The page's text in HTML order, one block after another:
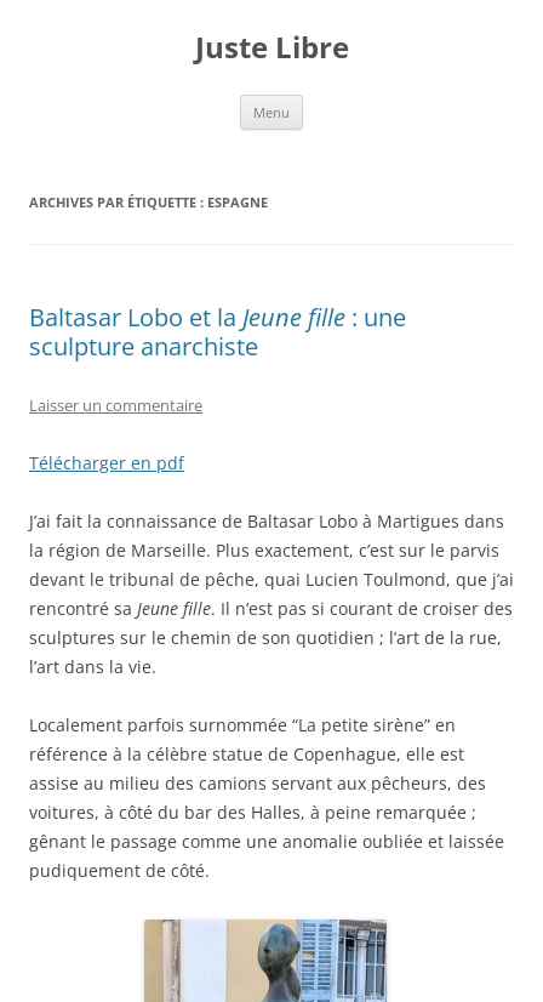
Juste Libre
Menu
ARCHIVES PAR ÉTIQUETTE : ESPAGNE
Baltasar Lobo et la Jeune fille : une
sculpture anarchiste
Laisser un commentaire
Télécharger en pdf
J’ai fait la connaissance de Baltasar Lobo à Martigues dans
la région de Marseille. Plus exactement, c’est sur le parvis
devant le tribunal de pêche, quai Lucien Toulmond, que j’ai
rencontré sa Jeune fille. Il n’est pas si courant de croiser des
sculptures sur le chemin de son quotidien ; l’art de la rue,
l’art dans la vie.
Localement parfois surnommée “La petite sirène” en
référence à la célèbre statue de Copenhague, elle est
assise au milieu des camions servant aux pêcheurs, des
voitures, à côté du bar des Halles, à peine remarquée ;
gênant le passage comme une anomalie oubliée et laissée
pudiquement de côté.